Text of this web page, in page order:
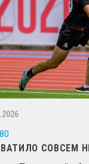
СОВСЕМ